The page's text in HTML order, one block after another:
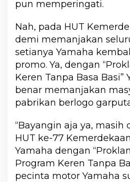
pun memperingati.
Nah, pada HUT
demi memanjakan
setianya Yamaha
promo. Ya, dengan
Keren Tanpa Basa Basi”
benar memanjakan
pabrikan berlogo
“Bayangin aja ya, masih
HUT ke-77
Yamaha dengan
Program Keren Tanpa
pecinta motor Yamaha